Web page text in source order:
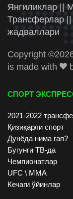
Янгиликлар ||
Трансферлар
жадваллари
Copyright ©
is made with
СПОРТ
2021-2022
Қизиқарли спорт
Дунёда нима гап?
Бугунги ТВ-да
Чемпионатлар
UFC \ ММА
Кечаги ўйинлар